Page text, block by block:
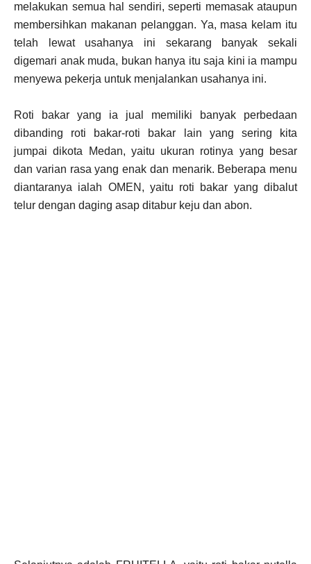
melakukan semua hal sendiri, seperti memasak ataupun
membersihkan makanan pelanggan. Ya, masa kelam itu
telah lewat usahanya ini sekarang banyak sekali
digemari anak muda, bukan hanya itu saja kini ia mampu
menyewa pekerja untuk menjalankan usahanya ini.
Roti bakar yang ia jual memiliki banyak perbedaan
dibanding roti bakar-roti bakar lain yang sering kita
jumpai dikota Medan, yaitu ukuran rotinya yang besar
dan varian rasa yang enak dan menarik. Beberapa menu
diantaranya ialah OMEN, yaitu roti bakar yang dibalut
telur dengan daging asap ditabur keju dan abon.